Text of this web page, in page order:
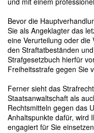
Bevor die
Sie als Angeklagter das
eine Verurteilung oder die
den Straftatbeständen
Strafgesetzbuch hierfür
Freiheitsstrafe gegen Sie
Ferner sieht das
Staatsanwaltschaft als
Rechtsmitteln gegen das
Anhaltspunkte dafür, wird
engagiert für Sie